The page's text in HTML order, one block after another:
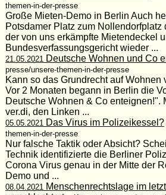
themen-in-der-presse
Große Mieten-Demo in Berlin Auch
Potsdamer Platz zum Nollendorfplatz
der von uns erkämpfte Mietendeckel
Bundesverfassungsgericht wieder ...
21.05.2021 Deutsche Wohnen und Co
presse/unsere-themen-in-der-presse
Kann so das Grundrecht auf Wohnen
Vor 2 Monaten begann in Berlin die
Deutsche Wohnen & Co enteignen!".
ver.di, den Linken ...
05.05.2021 Das Virus im Polizeikessel?
themen-in-der-presse
Nur falsche Taktik oder Absicht?
Technik identifizierte die Berliner
Corona Virus genau in der Mitte der
Demo und ...
08.04.2021 Menschenrechtslage im